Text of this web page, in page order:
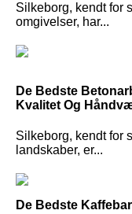
Silkeborg, kendt for
omgivelser, har...
De Bedste
Kvalitet Og
Silkeborg, kendt for
landskaber, er...
De Bedste